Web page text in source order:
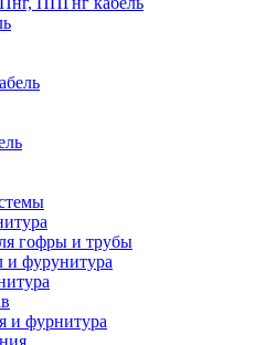
гофры и трубы
и фурунитура
и фурнитура